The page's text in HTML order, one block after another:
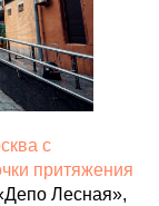
с
притяжения
Лесная»,